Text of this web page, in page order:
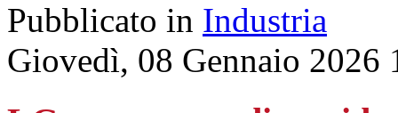
Pubblicato in Industria
Giovedì, 08 Gennaio 2026